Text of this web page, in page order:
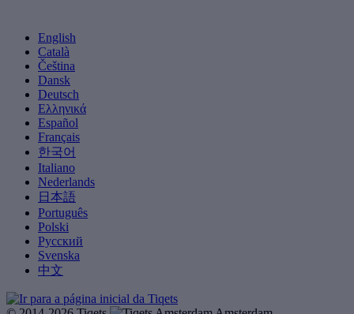
English
Català
Čeština
Dansk
Deutsch
Ελληνικά
Español
Français
한국어
Italiano
Nederlands
日本語
Português
Polski
Русский
Svenska
中文